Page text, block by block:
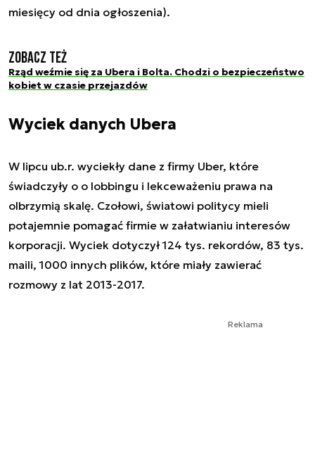
miesięcy od dnia ogłoszenia).
Zobacz też
Rząd weźmie się za Ubera i Bolta. Chodzi o bezpieczeństwo
kobiet w czasie przejazdów
Wyciek danych Ubera
W lipcu ub.r. wyciekły dane z firmy Uber, które
świadczyły o o lobbingu i lekceważeniu prawa na
olbrzymią skalę. Czołowi, światowi politycy mieli
potajemnie pomagać firmie w załatwianiu interesów
korporacji. Wyciek dotyczył 124 tys. rekordów, 83 tys.
maili, 1000 innych plików, które miały zawierać
rozmowy z lat 2013-2017.
Reklama